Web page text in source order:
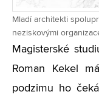
Mladí architekti
neziskovými
Magisterské
Roman Kekel
podzimu ho